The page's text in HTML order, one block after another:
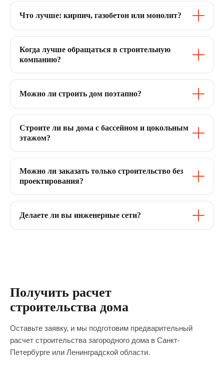
Что лучше: кирпич, газобетон или монолит?
Когда лучше обращаться в строительную
компанию?
Можно ли строить дом поэтапно?
Строите ли вы дома с бассейном и цокольным
этажом?
Можно ли заказать только строительство без
проектирования?
Делаете ли вы инженерные сети?
Получить расчет
строительства дома
Оставьте заявку, и мы подготовим предварительный
расчет строительства загородного дома в Санкт-
Петербурге или Ленинградской области.